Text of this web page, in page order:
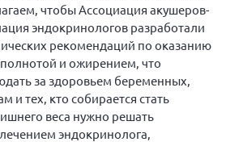
чтобы Ассоциация акушеров-
эндокринологов разработали
рекомендаций по оказанию
и ожирением, что
за здоровьем беременных,
тех, кто собирается стать
веса нужно решать
эндокринолога,